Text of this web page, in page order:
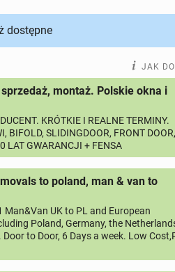
dostępne
JAK
montaż. Polskie okna i
KRÓTKIE I REALNE TERMINY.
BIFOLD, SLIDINGDOOR, FRONT DOOR,
LAT GWARANCJI + FENSA
to poland, man & van to
Man&Van UK to PL and European
Poland, Germany, the
to Door, 6 Days a week. Low